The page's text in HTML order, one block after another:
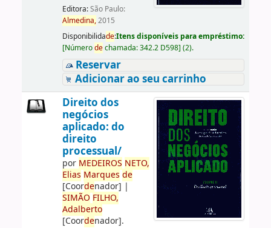
Editora:São Paulo:
Almedina,2015
Disponibilidade:Itens disponíveis para empréstimo:
[Númerodechamada:342.2 D598] (2).
Reservar
Adicionar ao seu carrinho
Direito dos
negócios
aplicado: do
direito
processual/
por MEDEIROS NETO,
Elias Marques de
[Coordenador] |
SIMÃO FILHO,
Adalberto
[Coordenador].